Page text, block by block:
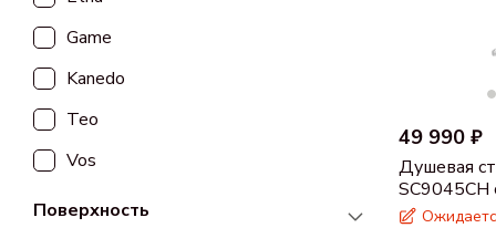
Game
Kanedo
Teo
Vos
Поверхность
49 990 ₽
Душевая
SC9045CH
хром